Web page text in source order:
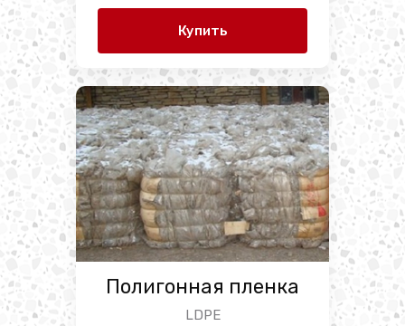
Купить
Полигонная пленка
LDPE